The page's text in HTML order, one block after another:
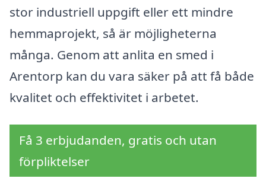
stor industriell uppgift eller ett mindre
hemmaprojekt, så är möjligheterna
många. Genom att anlita en smed i
Arentorp kan du vara säker på att få både
kvalitet och effektivitet i arbetet.
Få 3 erbjudanden, gratis och utan
förpliktelser